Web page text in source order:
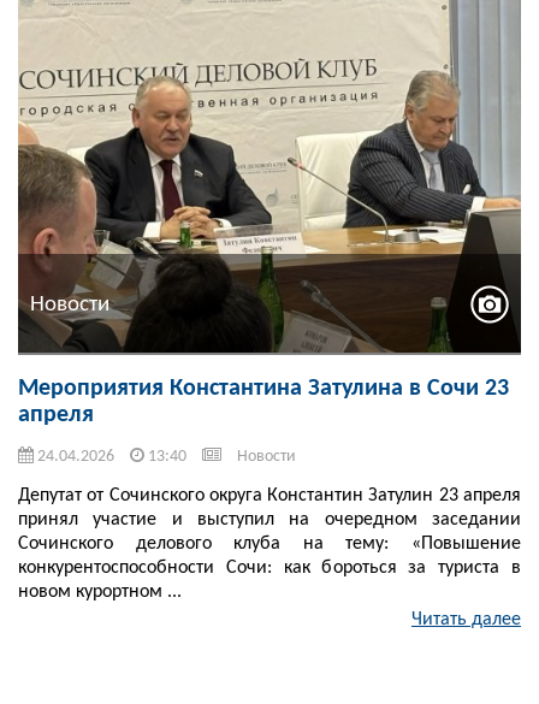
Новости
Мероприятия Константина Затулина в Сочи 23
апреля
24.04.2026 13:40 Новости
Депутат от Сочинского округа Константин Затулин 23 апреля
принял участие и выступил на очередном заседании
Сочинского делового клуба на тему: «Повышение
конкурентоспособности Сочи: как бороться за туриста в
новом курортном ...
Читать далее